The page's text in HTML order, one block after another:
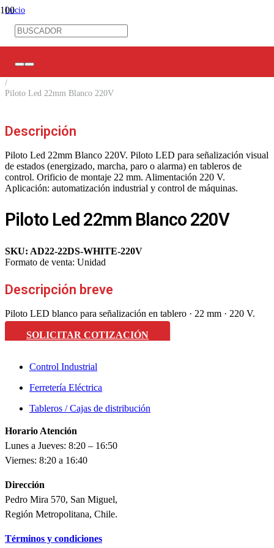
Inicio
Control Industrial
/
Piloto Led 22mm Blanco 220V
Descripción
Piloto Led 22mm Blanco 220V. Piloto LED para señalización visual
de estados (energizado, marcha, paro o alarma) en tableros de
control. Orificio de montaje 22 mm. Alimentación 220 V.
Aplicación: automatización industrial y control de máquinas.
Piloto Led 22mm Blanco 220V
SKU: AD22-22DS-WHITE-220V
Formato de venta: Unidad
Descripción breve
Piloto LED blanco para señalización en tablero · 22 mm · 220 V.
SOLICITAR COTIZACIÓN
Control Industrial
Ferretería Eléctrica
Tableros / Cajas de distribución
Horario Atención
Lunes a Jueves: 8:20 – 16:50
Viernes: 8:20 a 16:40
Dirección
Pedro Mira 570, San Miguel,
Región Metropolitana, Chile.
Términos y condiciones